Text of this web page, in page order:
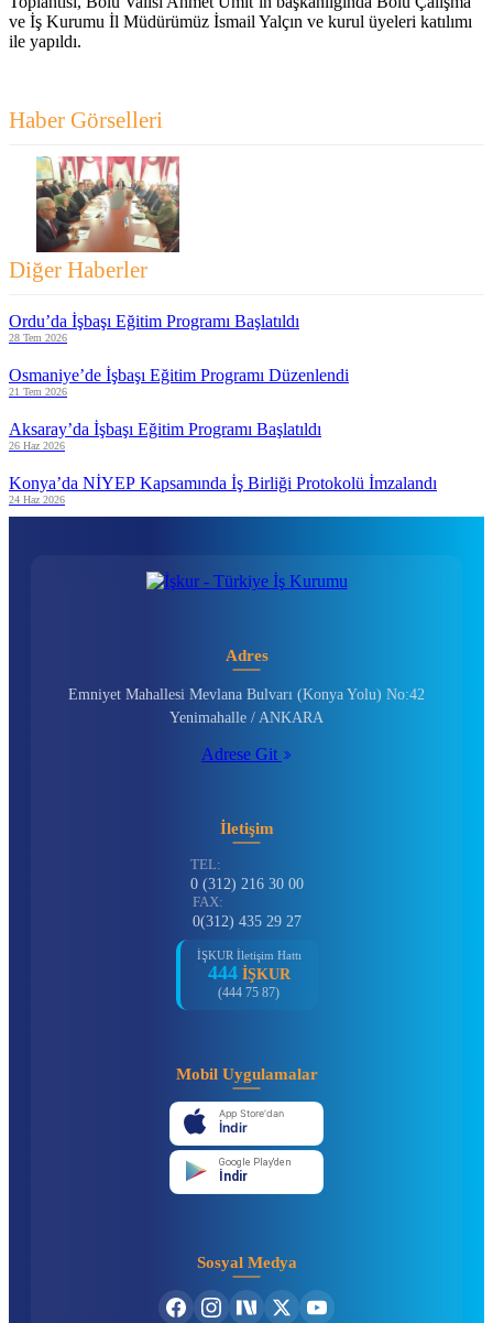
ve İş Kurumu İl Müdürümüz İsmail Yalçın ve kurul üyeleri katılımı
ile yapıldı.
Haber Görselleri
Diğer Haberler
Ordu’da İşbaşı Eğitim Programı Başlatıldı
28 Tem 2026
Osmaniye’de İşbaşı Eğitim Programı Düzenlendi
21 Tem 2026
Aksaray’da İşbaşı Eğitim Programı Başlatıldı
26 Haz 2026
Konya’da NİYEP Kapsamında İş Birliği Protokolü İmzalandı
24 Haz 2026
Adres
Emniyet Mahallesi Mevlana Bulvarı (Konya Yolu) No:42
Yenimahalle / ANKARA
Adrese Git
İletişim
TEL:
0 (312) 216 30 00
FAX:
0(312) 435 29 27
İŞKUR İletişim Hattı
444 İŞKUR
(444 75 87)
Mobil Uygulamalar
App Store'dan
İndir
Google Play'den
İndir
Sosyal Medya